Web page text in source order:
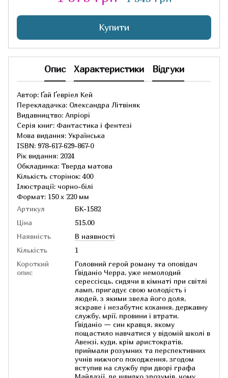
Купити
Опис Характеристики Відгуки
Автор: Ґай Ґевріел Кей
Перекладачка: Олександра Літвіняк
Видавництво: Апріорі
Серія книг: Фантастика і фентезі
Мова видання: Українська
ISBN: 978-617-629-867-0
Рік видання: 2024
Обкладинка: Тверда матова
Кількість сторінок: 400
Ілюстрації: чорно-білі
Формат: 150 х 220 мм
Артикул
БК-1582
Ціна
515.00
Наявність
В наявності
Кількість
1
Короткий
опис
Головний герой роману та оповідач
Ґвіданіо Черра, уже немолодий
серессієць, сидячи в кімнаті при світлі
ламп, пригадує свою молодість і
людей, з якими звела його доля,
яскраве і незабутнє кохання, державну
службу, мрії, провини і втрати.
Ґвіданіо — син кравця, якому
пощастило навчатися у відомій школі в
Авензі, куди, крім аристократів,
приймали розумних та перспективних
учнів нижчого походження, згодом
вступив на службу при дворі графа
Майлазії, де швидко зрозумів, чому